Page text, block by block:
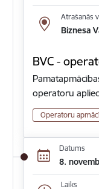
Atrašanās
Biznesa
BVC -
operatoru
Operatoru
Datums
8.
Laiks